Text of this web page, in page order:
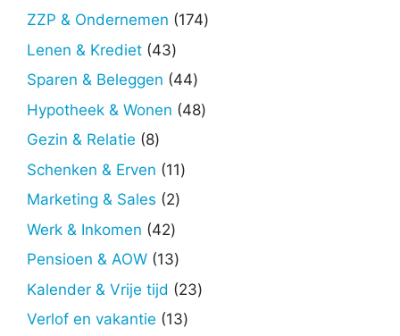
producten
ZZP & Ondernemen 174174
Lenen & Krediet 4343
producten
Sparen & Beleggen 4444
producten
Hypotheek & Wonen 4848
Gezin & Relatie 88
producten
Schenken & Erven 1111
Marketing & Sales 22
Werk & Inkomen 4242
producten
Pensioen & AOW 1313
producten
Kalender & Vrije tijd 2323
Verlof en vakantie 1313